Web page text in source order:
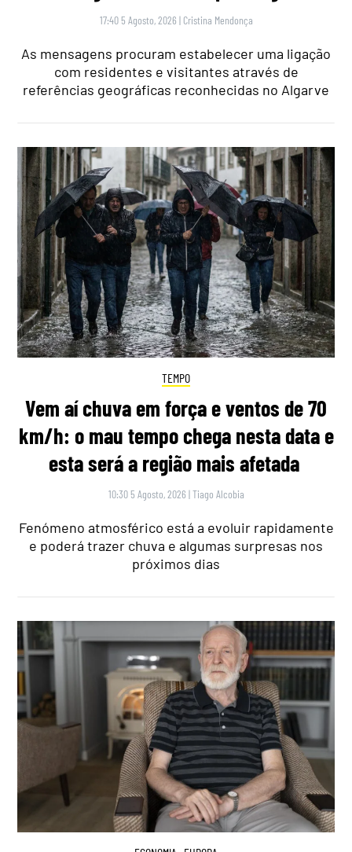
17:40 5 Agosto, 2026 | Cristina Mendonça
As mensagens procuram estabelecer uma ligação
com residentes e visitantes através de
referências geográficas reconhecidas no Algarve
TEMPO
Vem aí chuva em força e ventos de 70
km/h: o mau tempo chega nesta data e
esta será a região mais afetada
10:30 5 Agosto, 2026 |Tiago Alcobia
Fenómeno atmosférico está a evoluir rapidamente
e poderá trazer chuva e algumas surpresas nos
próximos dias